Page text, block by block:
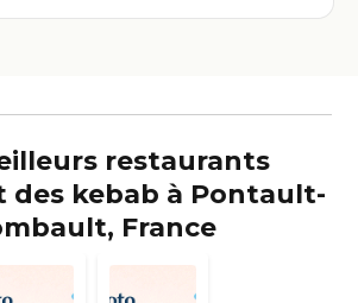
restaurants
des kebab à Pontault-
France